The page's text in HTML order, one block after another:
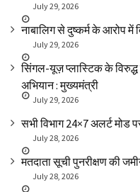
July 29, 2026
नाबालिग से दुष्कर्म के आरोप में
July 29, 2026
सिंगल-यूज़ प्लास्टिक के विरुद्ध
अभियान : मुख्यमंत्री
July 29, 2026
सभी विभाग 24×7 अलर्ट मोड
July 28, 2026
मतदाता सूची पुनरीक्षण की
July 28, 2026